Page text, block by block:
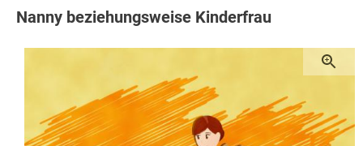
Nanny beziehungsweise Kinderfrau